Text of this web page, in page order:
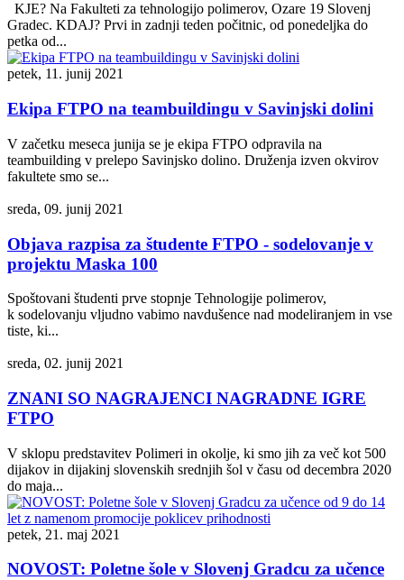
KJE? Na Fakulteti za tehnologijo polimerov, Ozare 19 Slovenj
Gradec. KDAJ? Prvi in zadnji teden počitnic, od ponedeljka do
petka od...
petek, 11. junij 2021
Ekipa FTPO na teambuildingu v Savinjski dolini
V začetku meseca junija se je ekipa FTPO odpravila na
teambuilding v prelepo Savinjsko dolino. Druženja izven okvirov
fakultete smo se...
sreda, 09. junij 2021
Objava razpisa za študente FTPO - sodelovanje v
projektu Maska 100
Spoštovani študenti prve stopnje Tehnologije polimerov,
k sodelovanju vljudno vabimo navdušence nad modeliranjem in vse
tiste, ki...
sreda, 02. junij 2021
ZNANI SO NAGRAJENCI NAGRADNE IGRE
FTPO
V sklopu predstavitev Polimeri in okolje, ki smo jih za več kot 500
dijakov in dijakinj slovenskih srednjih šol v času od decembra 2020
do maja...
petek, 21. maj 2021
NOVOST: Poletne šole v Slovenj Gradcu za učence